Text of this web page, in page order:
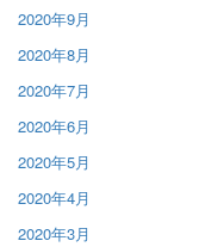
2020年9月
2020年8月
2020年7月
2020年6月
2020年5月
2020年4月
2020年3月